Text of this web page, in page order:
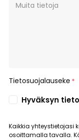
Muita tietoja
Tietosuojalauseke *
Hyväksyn
Kaikkia yhteystietojasi
osoittamalla tavalla.